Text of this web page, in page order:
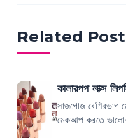
Related
কালারপপ লাক্স
সাজগোজ বেশিরভাগ
মেকআপ করতে